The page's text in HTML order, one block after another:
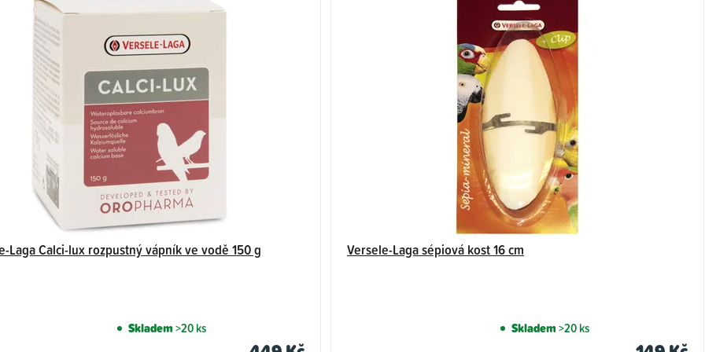
Laga Calci-lux rozpustný vápník ve vodě 150 g
Skladem>20 ks
Versele-Laga sépiová kost 16 cm
Skladem>20 ks